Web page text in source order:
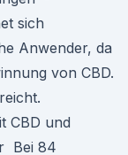
sich
Anwender, da
von CBD.
CBD und
Bei 84